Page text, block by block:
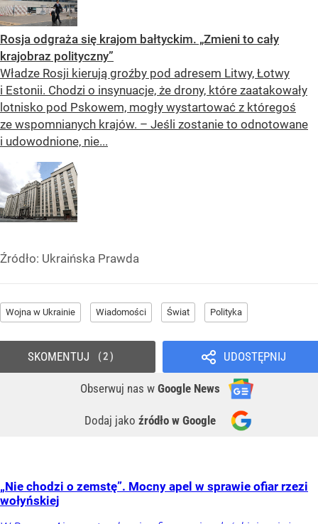
Mogą być wykorzystywane nie tylko do atakowania pozycji
przeciwnika, ale również transportowania na front amunicji,
żywności czy leków.
Zgodnie z założeniami producenta, to maszyny
jednorazowego użytku. Co ciekawe, spółka SYPAQ
dostarcza dorny w formie wykrojów, które można bez trudu
złożyć tuż przed użyciem. Jedyne niezbędne narzędzie
to klucz, którego należy użyć do zamocowania śmigła.
Ukraiński dron zbliżał się do Moskwy. Musieli zamknąć
lotnisko
Burmistrz Moskwy poinformował, że rosyjska obrona
miasta ukraińskiego drona. Z uwagi na zagrożenie atakiem
Rosja odgraża się krajom bałtyckim. „Zmieni to cały
krajobraz polityczny”
Władze Rosji kierują groźby pod adresem Litwy, Łotwy
i Estonii. Chodzi o insynuacje, że drony, które zaatakowały